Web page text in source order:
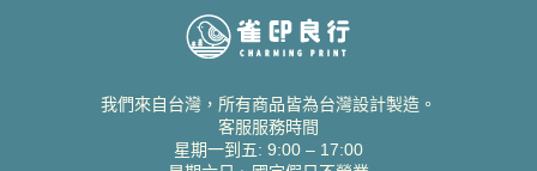
我們來自台灣，所有商品皆為台灣設計製造。
客服服務時間
星期一到五: 9:00 – 17:00